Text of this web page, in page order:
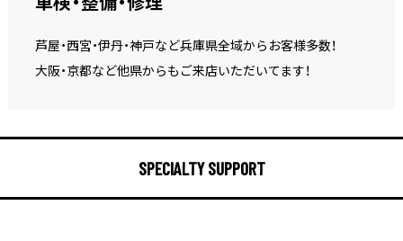
芦屋・西宮・伊丹・神戸など兵庫県全域からお客様多数！
大阪・京都など他県からもご来店いただいてます！
SPECIALTY SUPPORT